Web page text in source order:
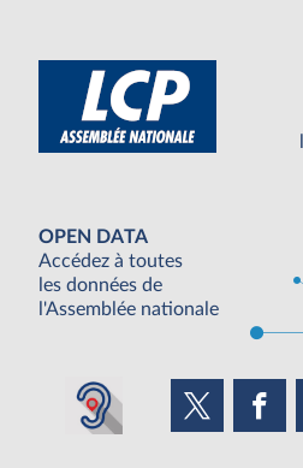
OPEN DATA
Accédez à toutes
les données de
l'Assemblée nationale